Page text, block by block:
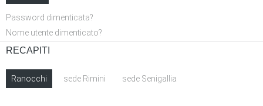
Password dimenticata?
Nome utente dimenticato?
RECAPITI
Ranocchi sede Rimini sede Senigallia